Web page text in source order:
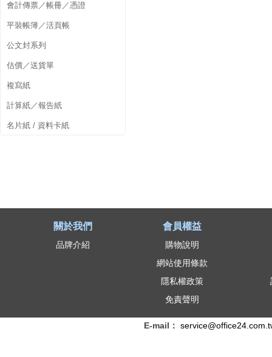
會計傳票／帳冊／憑證
平裝帳簿／活頁帳
公文封系列
估價／送貨單
複寫紙
計算紙／報告紙
名片紙 / 資料卡紙
關於我們
品牌介紹
會員權益
購物說明
網站使用條款
隱私權政策
免責聲明
E-mail：